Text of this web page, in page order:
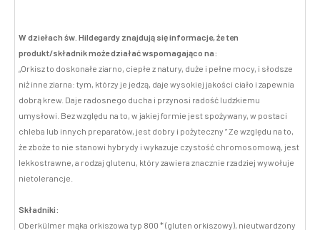
W dziełach św. Hildegardy znajdują się informacje, że ten
produkt/składnik może działać wspomagająco na:
„Orkisz to doskonałe ziarno, ciepłe z natury, duże i pełne mocy, i słodsze
niż inne ziarna: tym, którzy je jedzą, daje wysokiej jakości ciało i zapewnia
dobrą krew. Daje radosnego ducha i przynosi radość ludzkiemu
umysłowi. Bez względu na to, w jakiej formie jest spożywany, w postaci
chleba lub innych preparatów, jest dobry i pożyteczny ” Ze względu na to,
że zboże to nie stanowi hybrydy i wykazuje czystość chromosomową, jest
lekkostrawne, a rodzaj glutenu, który zawiera znacznie rzadziej wywołuje
nietolerancje.
Składniki:
Oberkülmer mąka orkiszowa typ 800 * (gluten orkiszowy), nieutwardzony